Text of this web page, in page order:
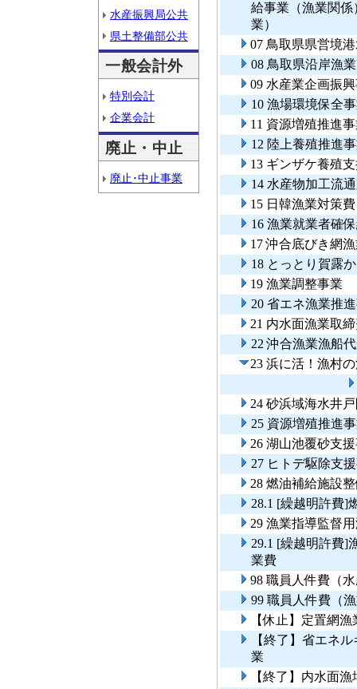
水産振興局公共
県土整備部公共
一般会計外
特別会計
企業会計
廃止・中止
廃止･中止事業
給事業（漁業関
業）
07 鳥取県県営境
08 鳥取県沿岸漁
09 水産業企画振
10 漁場環境保全
11 資源増殖推進
12 陸上養殖推進
13 ギンザケ養殖
14 水産物加工流
15 日韓漁業対策
16 漁業就業者確
17 沖合底びき網
18 とっとり賀露
19 漁業調整事業
20 省エネ漁業推
21 内水面漁業取
22 沖合漁業漁船
23 浜に活！漁村
24 砂浜域海水井
25 資源増殖推進
26 湖山池覆砂支
27 ヒトデ駆除支
28 燃油補給施設
28.1 [繰越明許費]
29 漁業指導監督
29.1 [繰越明許費]
業費
98 職員人件費（
99 職員人件費（
【休止】定置網
【終了】省エネ
業
【終了】内水面